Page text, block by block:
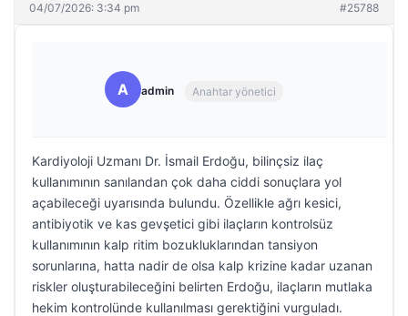
04/07/2026: 3:34 pm #25788
A admin Anahtar yönetici
Kardiyoloji Uzmanı Dr. İsmail Erdoğu, bilinçsiz ilaç
kullanımının sanılandan çok daha ciddi sonuçlara yol
açabileceği uyarısında bulundu. Özellikle ağrı kesici,
antibiyotik ve kas gevşetici gibi ilaçların kontrolsüz
kullanımının kalp ritim bozukluklarından tansiyon
sorunlarına, hatta nadir de olsa kalp krizine kadar uzanan
riskler oluşturabileceğini belirten Erdoğu, ilaçların mutlaka
hekim kontrolünde kullanılması gerektiğini vurguladı.